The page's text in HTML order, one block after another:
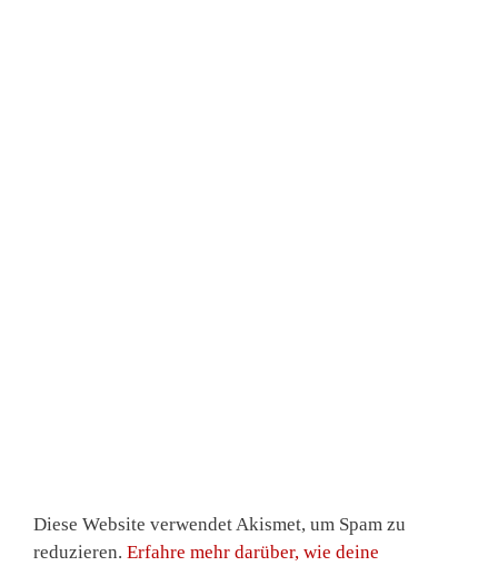
Diese Website verwendet Akismet, um Spam zu
reduzieren. Erfahre mehr darüber, wie deine